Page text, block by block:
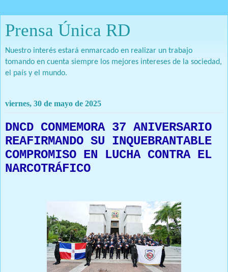
Prensa Única RD
Nuestro interés estará enmarcado en realizar un trabajo
tomando en cuenta siempre los mejores intereses de la sociedad,
el país y el mundo.
viernes, 30 de mayo de 2025
DNCD CONMEMORA 37 ANIVERSARIO
REAFIRMANDO SU INQUEBRANTABLE
COMPROMISO EN LUCHA CONTRA EL
NARCOTRÁFICO